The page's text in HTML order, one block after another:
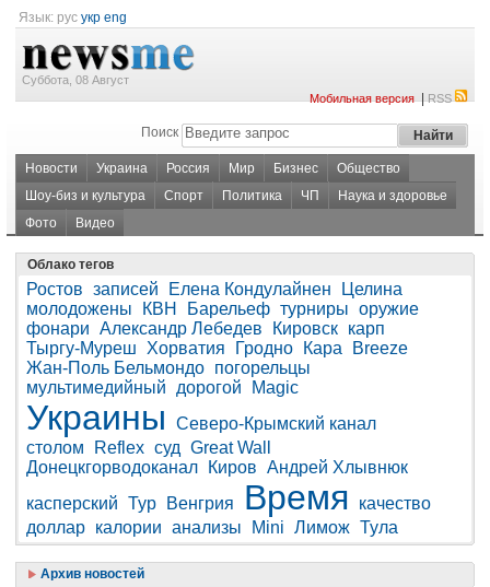
Язык: рус укр eng
Суббота, 08 Август
Мобильная версия|RSS
Поиск
Новости Украина Россия Мир Бизнес
Общество
Шоу-биз и культура
Спорт Политика ЧП
Наука и здоровье
Фото
Видео
Облако тегов
Ростов записей Елена Кондулайнен
Целина
молодожены
КВН Барельеф турниры оружие
фонари Александр Лебедев Кировск карп
Тыргу-Муреш
Хорватия Гродно Кара
Breeze
Жан-Поль Бельмондо погорельцы
мультимедийный
дорогой Magic
Украины
Северо-Крымский канал
столом
Reflex суд Great Wall
Донецкгорводоканал
Киров Андрей Хлывнюк
касперский Тур Венгрия Время
качество
доллар калории анализы Mini Лимож Тула
Архив новостей